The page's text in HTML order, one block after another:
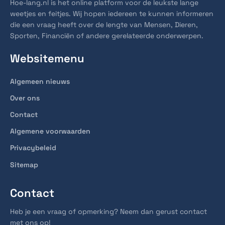
Hoe-lang.nl is het online platform voor de leukste lange
weetjes en feitjes. Wij hopen iedereen te kunnen informeren
die een vraag heeft over de lengte van Mensen, Dieren,
Sporten, Financiën of andere gerelateerde onderwerpen.
Websitemenu
Algemeen nieuws
Over ons
Contact
Algemene voorwaarden
Privacybeleid
Sitemap
Contact
Heb je een vraag of opmerking? Neem dan gerust contact
met ons op!